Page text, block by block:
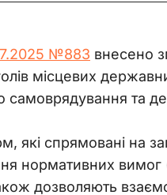
№883 внесено
місцевих
самоврядування та
які спрямовані на
нормативних вимог
дозволяють